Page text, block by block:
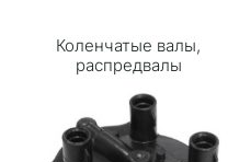
Коленчатые валы,
распредвалы